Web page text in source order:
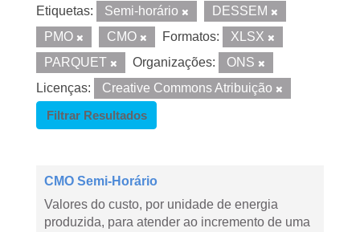
Etiquetas: Semi-horário
DESSEM
PMO
CMO Formatos:
XLSX
PARQUET
Organizações:
ONS
Licenças:
Creative Commons Atribuição
Filtrar Resultados
CMO Semi-Horário
Valores do custo, por unidade de energia
produzida, para atender ao incremento de uma